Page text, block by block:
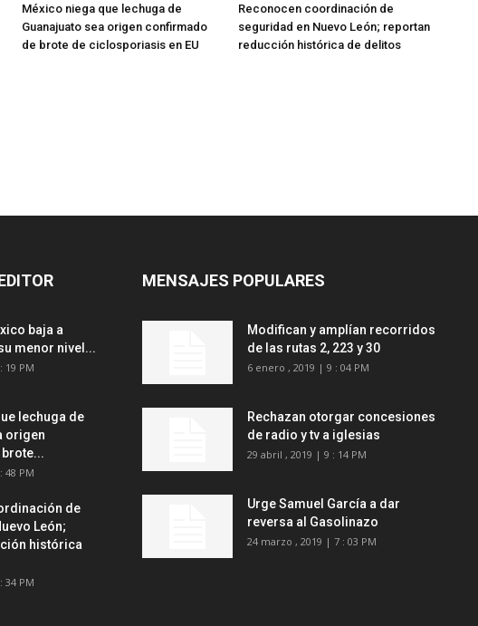
México niega que lechuga de
Guanajuato sea origen confirmado
de brote de ciclosporiasis en EU
Reconocen coordinación de
seguridad en Nuevo León; reportan
reducción histórica de delitos
baja a
menor nivel...
19 PM
lechuga de
origen
48 PM
de
León;
histórica
34 PM
MENSAJES POPULARES
Modifican y amplían recorridos
de las rutas 2, 223 y 30
6 enero , 2019 | 9 : 04 PM
Rechazan otorgar concesiones
de radio y tv a iglesias
29 abril , 2019 | 9 : 14 PM
Urge Samuel García a dar
reversa al Gasolinazo
24 marzo , 2019 | 7 : 03 PM